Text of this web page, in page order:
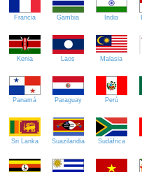
Francia Gambia India
Kenia Laos Malasia
Panamá Paraguay Perú
Sri Lanka Suazilandia Sudáfrica